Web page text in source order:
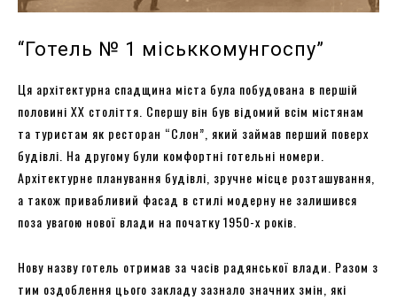
“Готель № 1 міськкомунгоспу”
Ця архітектурна спадщина міста була побудована в першій
половині XX століття. Спершу він був відомий всім містянам
та туристам як ресторан “Слон”, який займав перший поверх
будівлі. На другому були комфортні готельні номери.
Архітектурне планування будівлі, зручне місце розташування,
а також привабливий фасад в стилі модерну не залишився
поза увагою нової влади на початку 1950-х років.
Нову назву готель отримав за часів радянської влади. Разом з
тим оздоблення цього закладу зазнало значних змін, які